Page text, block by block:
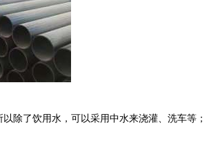
除了饮用水，可以采用中水来浇灌、洗车等；